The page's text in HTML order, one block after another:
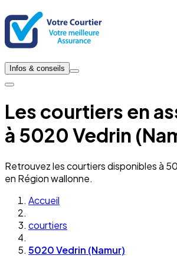
Infos & conseils
Les courtiers en
à 5020 Vedrin
Retrouvez les courtiers disponibles à
en Région wallonne.
Accueil
courtiers
5020 Vedrin (Namur)